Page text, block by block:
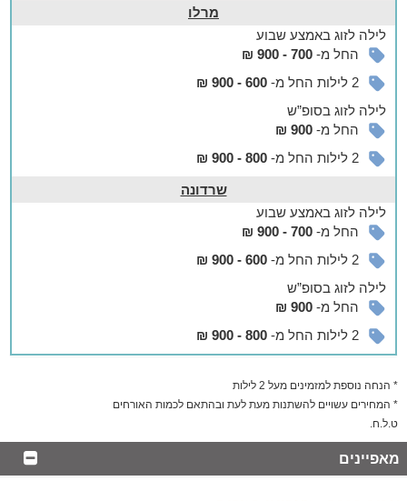
בילויים וטיולים בגליל
מתחם האירוח מהווה נקודת יציאה נוחה ונגישה למגוון אתרים,
מסלולי טיול ואטרקציות בסביבה. מלבד כרמי הגפנים הרבים
שבאיזור, בהם תוכלו לבקר וליהנות מ
בעלי היקב, לרשותכם מבחר אפשרויות שיתאימו לכל המשפחה -
רכיבה על סוסים,טיולי טרקטורונים ורייזרים
מרלו
לילהלזוג באמצע שבוע
החל מ-700 - 900 ₪
2 לילות החל מ-
600 - 900 ₪
לילהלזוג בסופ”ש
החל מ-900 ₪
2 לילות החל מ-
800 - 900 ₪
שרדונה
לילהלזוג באמצע שבוע
החל מ-700 - 900 ₪
2 לילות החל מ-
600 - 900 ₪
לילהלזוג בסופ”ש
החל מ-900 ₪
2 לילות החל מ-
800 - 900 ₪
* הנחה נוספת למזמינים מעל 2 לילות
* המחירים עשויים להשתנות מעת לעת ובהתאם לכמות האורחים
ט.ל.ח.
מאפיינים